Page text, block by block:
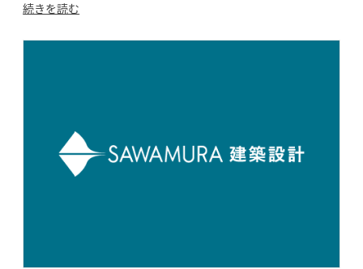
続きを読む